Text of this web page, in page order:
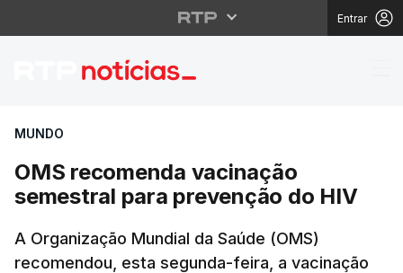
Entrar
OMS recomenda
MUNDO
OMS recomenda vacinação
semestral para prevenção do HIV
A Organização Mundial da Saúde (OMS)
recomendou, esta segunda-feira, a vacinação